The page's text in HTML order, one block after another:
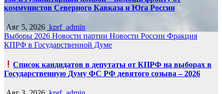
коммунистов Северного Кавказа и Юга России
Авг 5, 2026 kprf_admin
Выборы 2026 Новости партии Новости России Фракция
КПРФ в Государственной Думе
Список кандидатов в депутаты от КПРФ на выборах в
Государственную Думу ФС РФ девятого созыва – 2026